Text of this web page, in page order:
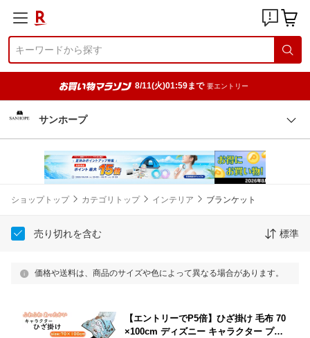
8/11(火)01:59まで 要エントリー
サンホープ
ショップトップ カテゴリトップ インテリア ブランケット
売り切れを含む 標準
価格や送料は、商品のサイズや色によって異なる場合があります。
【エントリーでP5倍】ひざ掛け 毛布 70
×100cm ディズニー キャラクター プリ